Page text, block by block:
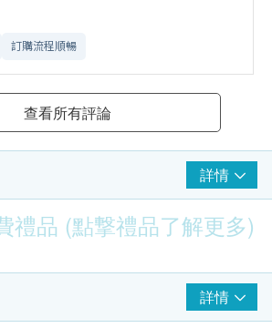
訂購流程順暢
查看所有評論
詳情
禮品 (點撃禮品了解更多)
詳情